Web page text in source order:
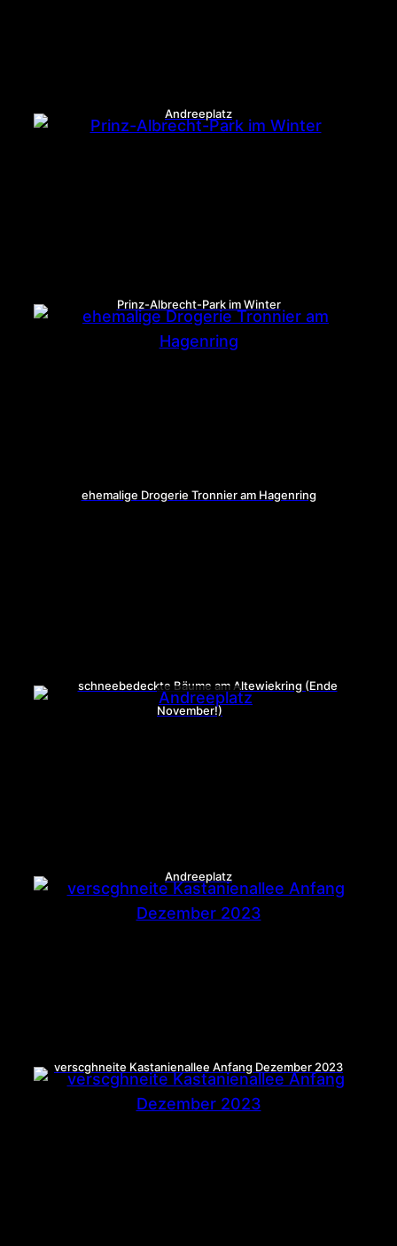
Andreeplatz
Prinz-Albrecht-Park im Winter
ehemalige Drogerie Tronnier am Hagenring
schneebedeckte Bäume am Altewiekring (Ende
November!)
Andreeplatz
verscghneite Kastanienallee Anfang Dezember 2023